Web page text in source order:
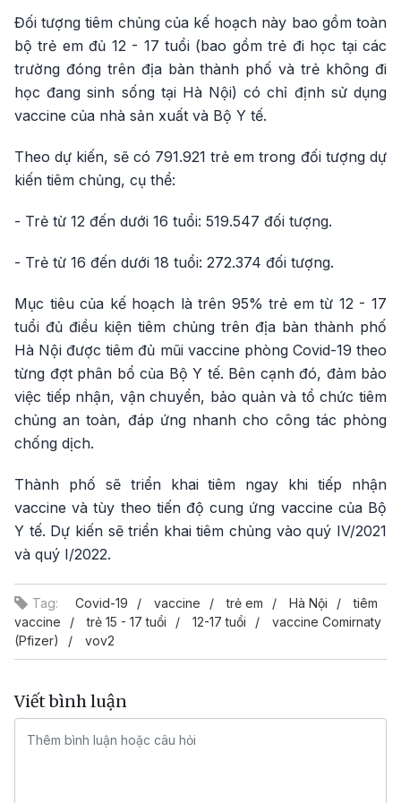
Đối tượng tiêm chủng của kế hoạch này bao gồm toàn
bộ trẻ em đủ 12 - 17 tuổi (bao gồm trẻ đi học tại các
trường đóng trên địa bàn thành phố và trẻ không đi
học đang sinh sống tại Hà Nội) có chỉ định sử dụng
vaccine của nhà sản xuất và Bộ Y tế.
Theo dự kiến, sẽ có 791.921 trẻ em trong đối tượng dự
kiến tiêm chủng, cụ thể:
- Trẻ từ 12 đến dưới 16 tuổi: 519.547 đối tượng.
- Trẻ từ 16 đến dưới 18 tuổi: 272.374 đối tượng.
Mục tiêu của kế hoạch là trên 95% trẻ em từ 12 - 17
tuổi đủ điều kiện tiêm chủng trên địa bàn thành phố
Hà Nội được tiêm đủ mũi vaccine phòng Covid-19 theo
từng đợt phân bổ của Bộ Y tế. Bên cạnh đó, đảm bảo
việc tiếp nhận, vận chuyển, bảo quản và tổ chức tiêm
chủng an toàn, đáp ứng nhanh cho công tác phòng
chống dịch.
Thành phố sẽ triển khai tiêm ngay khi tiếp nhận
vaccine và tùy theo tiến độ cung ứng vaccine của Bộ
Y tế. Dự kiến sẽ triển khai tiêm chủng vào quý IV/2021
và quý I/2022.
Tag: Covid-19 vaccine trẻ em Hà Nội
tiêm
vaccine
trẻ 15 - 17 tuổi 12-17 tuổi
vaccine Comirnaty
(Pfizer)
vov2
Viết bình luận